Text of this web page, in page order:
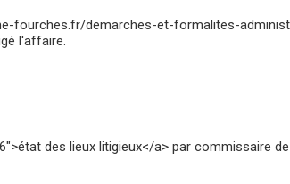
fourches.fr/demarches-et-formalites-
l'affaire.
des lieux litigieux</a> par commissaire